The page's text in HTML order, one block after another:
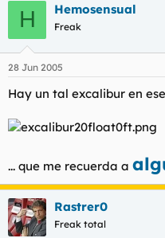
H Hemosensual
Freak
28 Jun 2005
Hay un tal excalibur en
... que me recuerda a
Rastrer0
Freak total